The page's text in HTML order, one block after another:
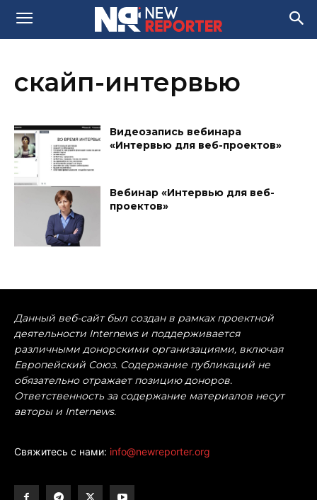
скайп-интервью
Видеозапись вебинара
«Интервью для веб-проектов»
Вебинар «Интервью для веб-
проектов»
Данный веб-сайт был создан в рамках проектной
деятельности Internews и поддерживается
различными донорскими организациями, включая
Европейский Союз. Содержание публикаций не
обязательно отражает позицию доноров.
Ответственность за содержание материалов несут
авторы и Internews.
Свяжитесь с нами: info@newreporter.org